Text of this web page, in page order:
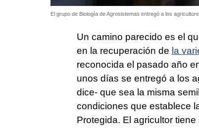
El grupo de Biología de Agrosistemas entregó a los
Un camino parecido es el
en la recuperación de la
reconocida el pasado año
unos días se entregó a los
dice- que sea la misma
condiciones que establece
Protegida. El agricultor